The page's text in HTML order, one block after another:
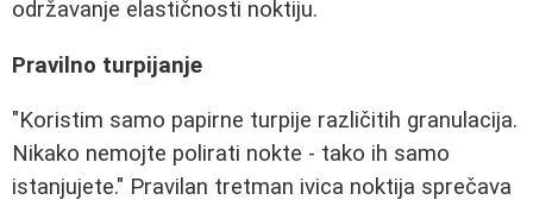
održavanje elastičnosti noktiju.
Pravilno turpijanje
"Koristim samo papirne turpije različitih granulacija.
Nikako nemojte polirati nokte - tako ih samo
istanjujete." Pravilan tretman ivica noktija sprečava